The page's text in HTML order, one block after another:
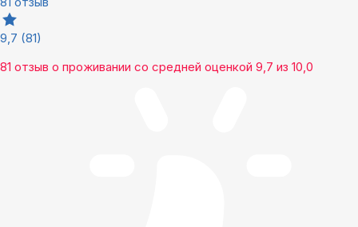
9,7 (81)
81 отзыв о проживании со средней оценкой 9,7 из 10,0